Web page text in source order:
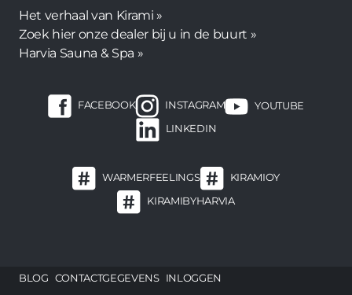
Het verhaal van Kirami »
Zoek hier onze dealer bij u in de buurt »
Harvia Sauna & Spa »
FACEBOOK INSTAGRAM
YOUTUBE
LINKEDIN
WARMERFEELINGS
KIRAMIOY
KIRAMIBYHARVIA
BLOG CONTACTGEGEVENS INLOGGEN